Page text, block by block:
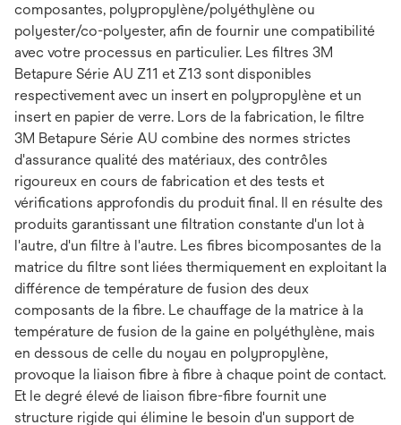
composantes, polypropylène/polyéthylène ou
polyester/co-polyester, afin de fournir une compatibilité
avec votre processus en particulier. Les filtres 3M
Betapure Série AU Z11 et Z13 sont disponibles
respectivement avec un insert en polypropylène et un
insert en papier de verre. Lors de la fabrication, le filtre
3M Betapure Série AU combine des normes strictes
d'assurance qualité des matériaux, des contrôles
rigoureux en cours de fabrication et des tests et
vérifications approfondis du produit final. Il en résulte des
produits garantissant une filtration constante d'un lot à
l'autre, d'un filtre à l'autre. Les fibres bicomposantes de la
matrice du filtre sont liées thermiquement en exploitant la
différence de température de fusion des deux
composants de la fibre. Le chauffage de la matrice à la
température de fusion de la gaine en polyéthylène, mais
en dessous de celle du noyau en polypropylène,
provoque la liaison fibre à fibre à chaque point de contact.
Et le degré élevé de liaison fibre-fibre fournit une
structure rigide qui élimine le besoin d'un support de